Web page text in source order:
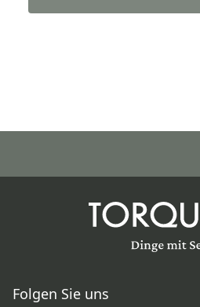
Folgen Sie uns